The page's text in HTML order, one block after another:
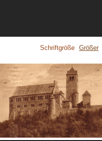
Schriftgröße Größer